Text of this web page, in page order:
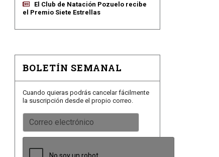
El Club de Natación Pozuelo recibe
el Premio Siete Estrellas
BOLETÍN SEMANAL
Cuando quieras podrás cancelar fácilmente
la suscripción desde el propio correo.